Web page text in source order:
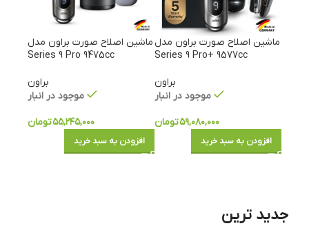
ماشین اصلاح صورت براون مدل
Series 9 Pro+ 9577cc
براون
موجود در انبار
۵۹,۰۸۰,۰۰۰تومان
افزودن به سبد خرید
ماشین اصلاح صورت براون مدل
Series 9 Pro 9475cc
براون
موجود در انبار
۵۵,۲۴۵,۰۰۰تومان
افزودن به سبد خرید
جدید ترین